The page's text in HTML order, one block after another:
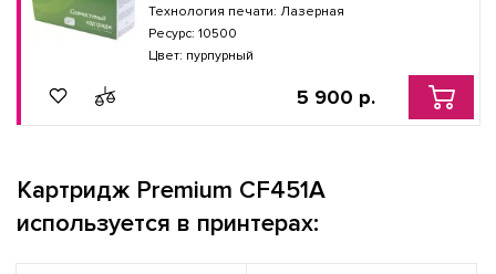
Технология печати: Лазерная
Ресурс: 10500
Цвет: пурпурный
5 900 р.
Картридж Premium CF451A
используется в принтерах: